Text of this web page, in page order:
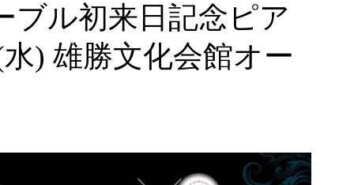
ブル初来日記念ピア
) 雄勝文化会館オー